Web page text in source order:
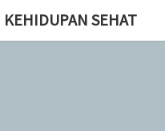
KEHIDUPAN SEHAT